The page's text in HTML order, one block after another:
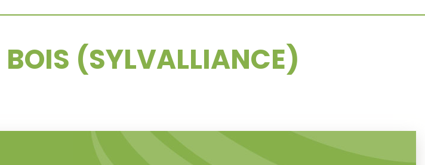
(SYLVALLIANCE)